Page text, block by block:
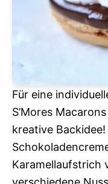
Für eine
S’Mores
kreative
Karamellaufstrich